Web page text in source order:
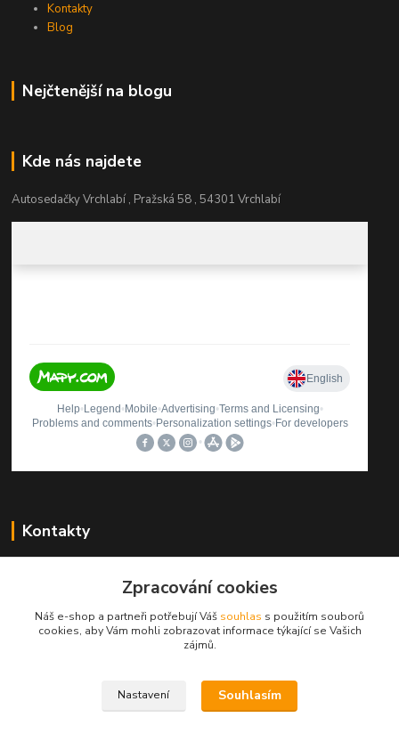
Kontakty
Blog
Nejčtenější na blogu
Kde nás najdete
Autosedačky Vrchlabí , Pražská 58 , 54301 Vrchlabí
Kontakty
+420 499423560
autosedacky@seznam.cz
Zpracování cookies
Náš e-shop a partneři potřebují Váš souhlas s použitím souborů
cookies, aby Vám mohli zobrazovat informace týkající se Vašich
zájmů.
Nastavení Souhlasím